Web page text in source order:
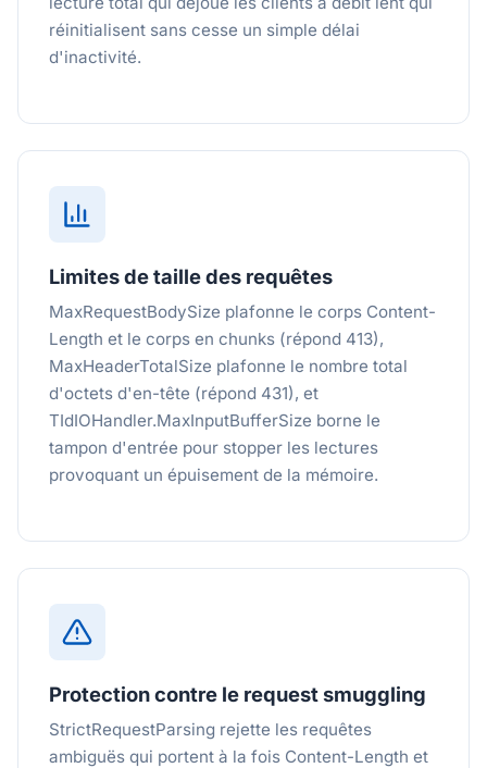
réinitialisent sans cesse un simple délai
d'inactivité.
Limites de taille des requêtes
MaxRequestBodySize plafonne le corps Content-
Length et le corps en chunks (répond 413),
MaxHeaderTotalSize plafonne le nombre total
d'octets d'en-tête (répond 431), et
TIdIOHandler.MaxInputBufferSize borne le
tampon d'entrée pour stopper les lectures
provoquant un épuisement de la mémoire.
Protection contre le request smuggling
StrictRequestParsing rejette les requêtes
ambiguës qui portent à la fois Content-Length et